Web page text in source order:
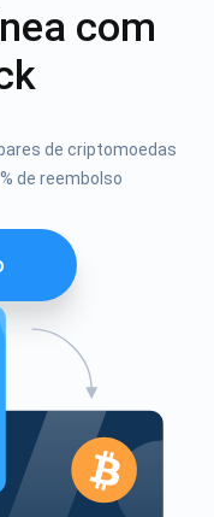
com
de criptomoedas
de reembolso